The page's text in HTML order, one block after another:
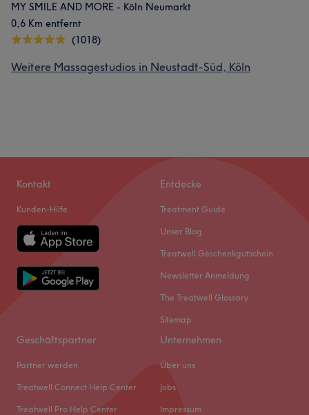
MY SMILE AND MORE - Köln Neumarkt
0,6 Km entfernt
(1018)
Weitere Massagestudios in Neustadt-Süd, Köln
Kontakt
Kunden-Hilfe
Entdecke
Treatment Guide
Unser Blog
Treatwell Geschenkgutschein
Newsletter Anmeldung
The Treatwell Glossary
Sitemap
Geschäftspartner
Partner werden
Treatwell Connect Help Center
Treatwell Pro Help Center
Unternehmen
Über uns
Jobs
Impressum